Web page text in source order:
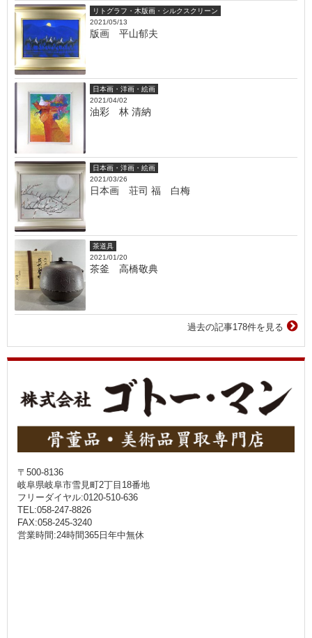
リトグラフ・木版画・シルクスクリーン
2021/05/13
版画 平山郁夫
日本画・洋画・絵画
2021/04/02
油彩 林 清納
日本画・洋画・絵画
2021/03/26
日本画 荘司 福 白梅
茶道具
2021/01/20
茶釜 高橋敬典
過去の記事178件を見る
〒500-8136
岐阜県岐阜市雪見町2丁目18番地
フリーダイヤル:0120-510-636
TEL:058-247-8826
FAX:058-245-3240
営業時間:24時間365日年中無休